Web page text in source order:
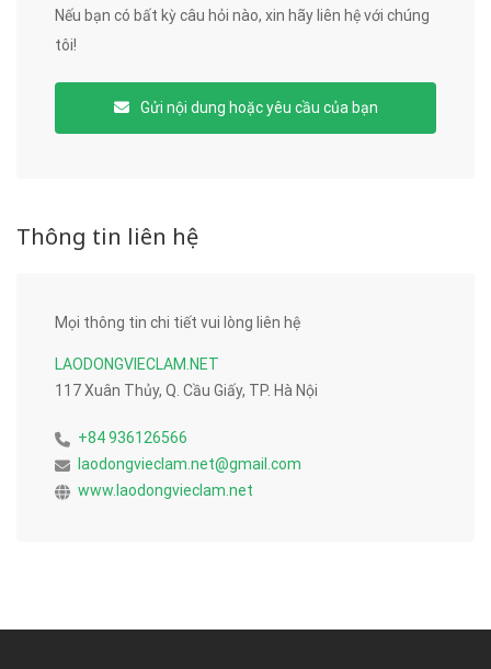
Nếu bạn có bất kỳ câu hỏi nào, xin hãy liên hệ với chúng
tôi!
Gửi nội dung hoặc yêu cầu của bạn
Thông tin liên hệ
Mọi thông tin chi tiết vui lòng liên hệ
LAODONGVIECLAM.NET
117 Xuân Thủy, Q. Cầu Giấy, TP. Hà Nội
+84 936126566
laodongvieclam.net@gmail.com
www.laodongvieclam.net